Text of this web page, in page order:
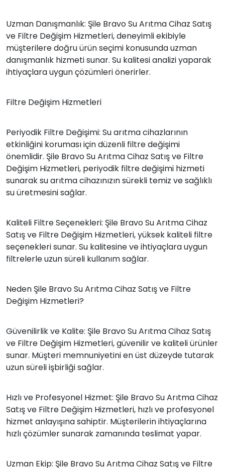
Uzman Danışmanlık: Şile Bravo Su Arıtma Cihaz Satış
ve Filtre Değişim Hizmetleri, deneyimli ekibiyle
müşterilere doğru ürün seçimi konusunda uzman
danışmanlık hizmeti sunar. Su kalitesi analizi yaparak
ihtiyaçlara uygun çözümleri önerirler.
Filtre Değişim Hizmetleri
Periyodik Filtre Değişimi: Su arıtma cihazlarının
etkinliğini koruması için düzenli filtre değişimi
önemlidir. Şile Bravo Su Arıtma Cihaz Satış ve Filtre
Değişim Hizmetleri, periyodik filtre değişimi hizmeti
sunarak su arıtma cihazınızın sürekli temiz ve sağlıklı
su üretmesini sağlar.
Kaliteli Filtre Seçenekleri: Şile Bravo Su Arıtma Cihaz
Satış ve Filtre Değişim Hizmetleri, yüksek kaliteli filtre
seçenekleri sunar. Su kalitesine ve ihtiyaçlara uygun
filtrelerle uzun süreli kullanım sağlar.
Neden Şile Bravo Su Arıtma Cihaz Satış ve Filtre
Değişim Hizmetleri?
Güvenilirlik ve Kalite: Şile Bravo Su Arıtma Cihaz Satış
ve Filtre Değişim Hizmetleri, güvenilir ve kaliteli ürünler
sunar. Müşteri memnuniyetini en üst düzeyde tutarak
uzun süreli işbirliği sağlar.
Hızlı ve Profesyonel Hizmet: Şile Bravo Su Arıtma Cihaz
Satış ve Filtre Değişim Hizmetleri, hızlı ve profesyonel
hizmet anlayışına sahiptir. Müşterilerin ihtiyaçlarına
hızlı çözümler sunarak zamanında teslimat yapar.
Uzman Ekip: Şile Bravo Su Arıtma Cihaz Satış ve Filtre